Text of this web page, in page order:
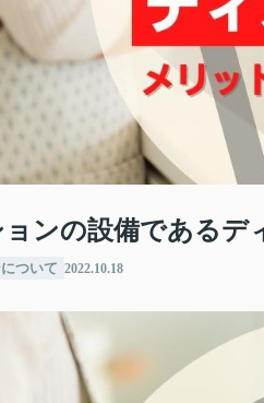
ンの設備であるデ
ついて 2022.10.18